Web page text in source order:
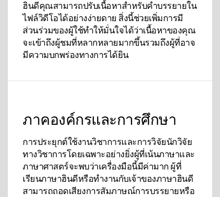
ฮินดีคุณสามารถปรับเนื้อหาสําหรับคําบรรยายใน
ไฟล์วิดีโอได้อย่างง่ายดาย สิ่งนี้ช่วยเพิ่มการมี
ส่วนร่วมของผู้ใช้ทําให้มั่นใจได้ว่าเนื้อหาของคุณ
จะเข้าถึงผู้ชมที่หลากหลายมากขึ้นรวมถึงผู้ที่อาจ
มีความบกพร่องทางการได้ยิน
ภาคองค์กรและการศึกษา
การประยุกต์ใช้งานวิชาการและการวิจัยนักวิจัย
ทางวิชาการโดยเฉพาะอย่างยิ่งผู้ที่เน้นภาษาและ
ภาษาศาสตร์จะพบว่าเครื่องมือนี้มีค่ามาก ผู้ที่
เรียนภาษาฮินดีหรือทํางานกับเจ้าของภาษาฮินดี
สามารถถอดเสียงการสัมภาษณ์การบรรยายหรือ